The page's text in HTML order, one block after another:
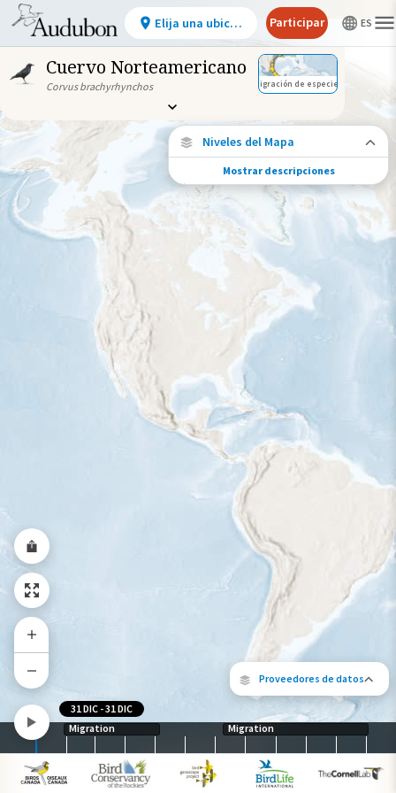
Cuervo Norteamericano
Corvus brachyrhynchos Migración de especies
Proveedores de datos
Los siguientes socios contribuyeron
Niveles del Mapa
Migración de especies
Vea dónde viaja esta especie durante todo
el año.
Abundancia de esta especie
Alto
Gama de especies por estación
Gama de verano
Rango de invierno
Rango a lo largo del año
Mostrar descripciones
Migration Migration
31 DIC -31 DIC
Elija una ubicación Participar